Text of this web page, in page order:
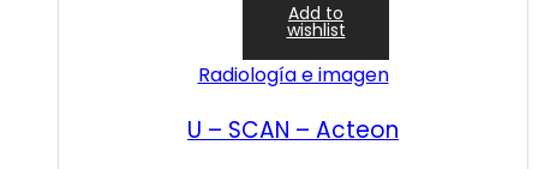
Add to
wishlist
Radiología e imagen
U – SCAN – Acteon